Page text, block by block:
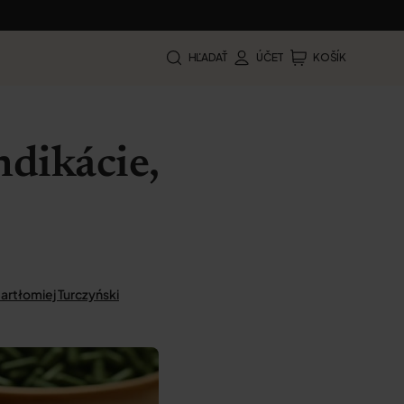
HĽADAŤ ÚČET KOŠÍK
Turczyński